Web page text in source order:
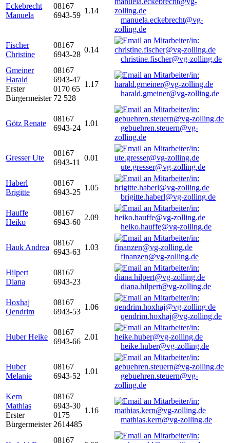
Eckebrecht
Manuela
08167
6943-59
1.14
manuela.eckebrecht@vg-
zolling.de
Fischer
Christine
08167
6943-28
0.14
christine.fischer@vg-zolling.de
Gmeiner
Harald
Erster
Bürgermeister
08167
6943-47
0170 65
72 528
1.17
harald.gmeiner@vg-zolling.de
Götz Renate
08167
6943-24
1.01
gebuehren.steuern@vg-
zolling.de
Gresser Ute
08167
6943-11
0.01
ute.gresser@vg-zolling.de
Haberl
Brigitte
08167
6943-25
1.05
brigitte.haberl@vg-zolling.de
Hauffe
Heiko
08167
6943-60
2.09
heiko.hauffe@vg-zolling.de
Hauk Andrea
08167
6943-63
1.03
finanzen@vg-zolling.de
Hilpert
Diana
08167
6943-23
diana.hilpert@vg-zolling.de
Hoxhaj
Qendrim
08167
6943-53
1.06
qendrim.hoxhaj@vg-zolling.de
Huber Heike
08167
6943-66
2.01
heike.huber@vg-zolling.de
Huber
Melanie
08167
6943-52
1.01
gebuehren.steuern@vg-
zolling.de
Kern
Mathias
Erster
Bürgermeister
08167
6943-30
0175
2614485
1.16
mathias.kern@vg-zolling.de
08167